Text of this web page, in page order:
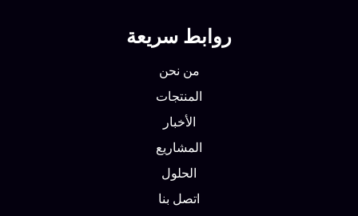
روابط سريعة
من نحن
المنتجات
الأخبار
المشاريع
الحلول
اتصل بنا